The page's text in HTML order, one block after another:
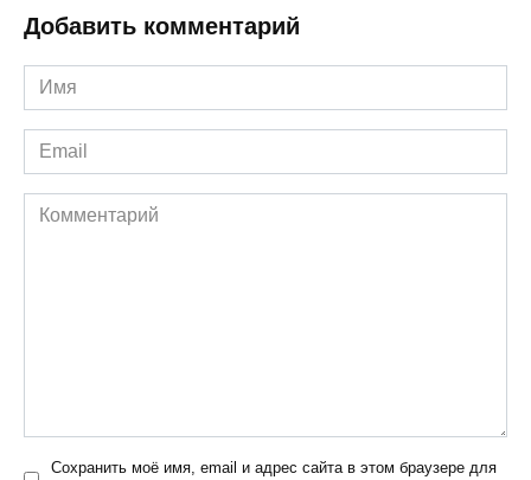
Добавить комментарий
Имя
*
Email
*
Комментарий
Сохранить моё имя, email и адрес сайта в этом браузере для